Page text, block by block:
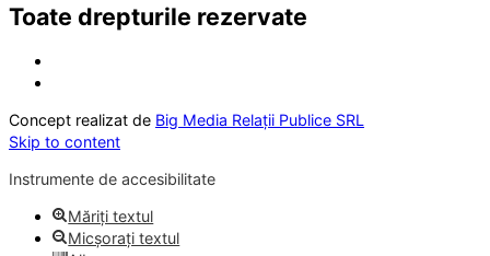
Toate drepturile rezervate
Concept realizat de Big Media Relații Publice SRL
Skip to content
Instrumente de accesibilitate
Măriți textul
Micșorați textul